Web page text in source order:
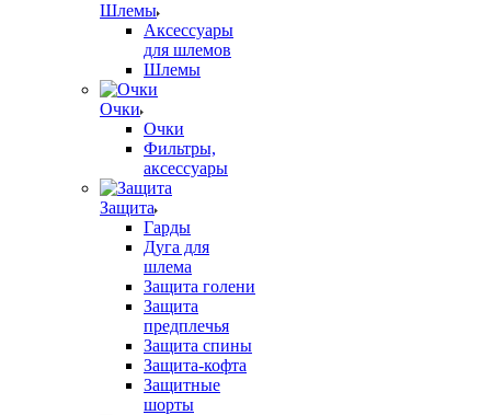
Шлемы
Аксессуары
для шлемов
Шлемы
Очки
Очки
Фильтры,
аксессуары
Защита
Гарды
Дуга для
шлема
Защита голени
Защита
предплечья
Защита спины
Защита-кофта
Защитные
шорты